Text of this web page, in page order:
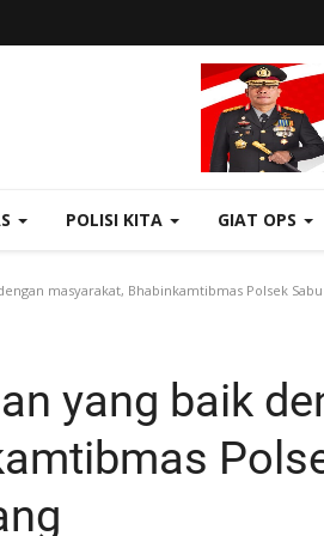
POLISI KITA GIAT OPS
masyarakat, Bhabinkamtibmas Polsek
yang baik